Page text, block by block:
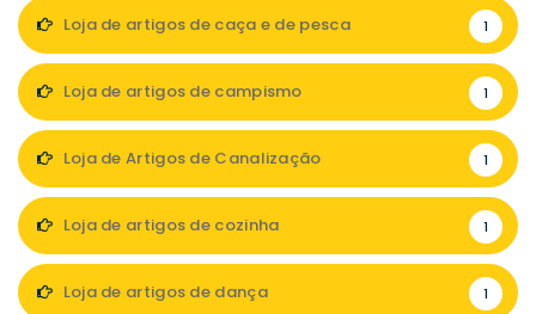
Loja de artigos de caça e de pesca 1
Loja de artigos de campismo 1
Loja de Artigos de Canalização 1
Loja de artigos de cozinha 1
Loja de artigos de dança 1